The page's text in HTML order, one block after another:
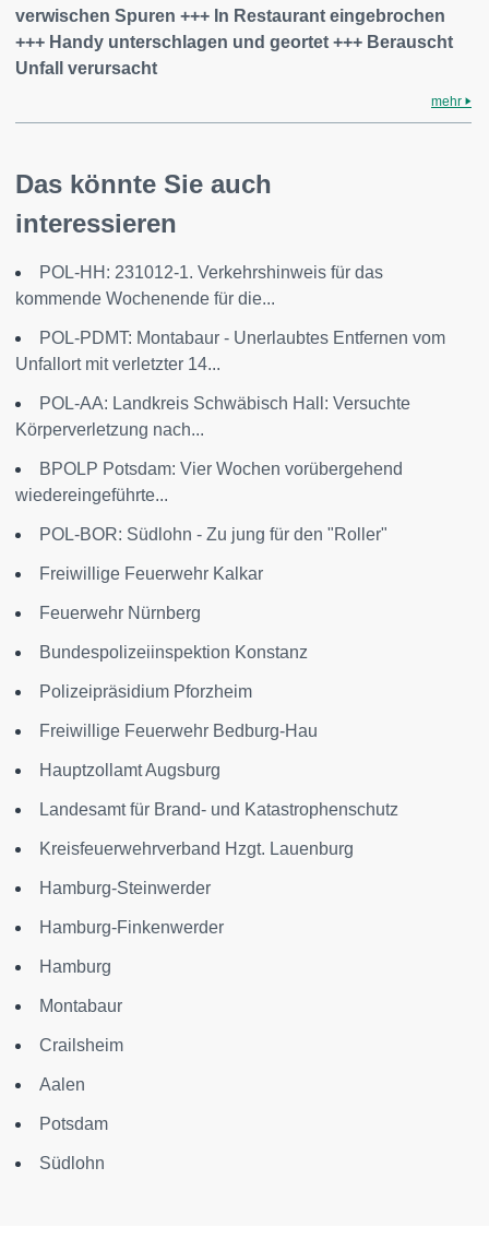
verwischen Spuren +++ In Restaurant eingebrochen
+++ Handy unterschlagen und geortet +++ Berauscht
Unfall verursacht
mehr
Das könnte Sie auch
interessieren
POL-HH: 231012-1. Verkehrshinweis für das
kommende Wochenende für die...
POL-PDMT: Montabaur - Unerlaubtes Entfernen vom
Unfallort mit verletzter 14...
POL-AA: Landkreis Schwäbisch Hall: Versuchte
Körperverletzung nach...
BPOLP Potsdam: Vier Wochen vorübergehend
wiedereingeführte...
POL-BOR: Südlohn - Zu jung für den "Roller"
Freiwillige Feuerwehr Kalkar
Feuerwehr Nürnberg
Bundespolizeiinspektion Konstanz
Polizeipräsidium Pforzheim
Freiwillige Feuerwehr Bedburg-Hau
Hauptzollamt Augsburg
Landesamt für Brand- und Katastrophenschutz
Kreisfeuerwehrverband Hzgt. Lauenburg
Hamburg-Steinwerder
Hamburg-Finkenwerder
Hamburg
Montabaur
Crailsheim
Aalen
Potsdam
Südlohn